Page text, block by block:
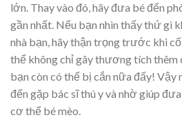
lớn. Thay vào đó, hãy đưa bé đến
gần nhất. Nếu bạn nhìn thấy thứ gì
nhà bạn, hãy thận trọng trước khi
thể không chỉ gây thương tích thêm
bạn còn có thể bị cắn nữa đấy! Vậy
đến gặp bác sĩ thú y và nhờ giúp
cơ thể bé mèo.